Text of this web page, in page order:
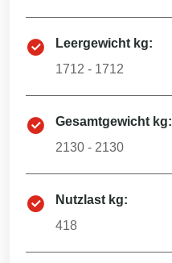
Leergewicht kg:
1712 - 1712
Gesamtgewicht kg:
2130 - 2130
Nutzlast kg:
418